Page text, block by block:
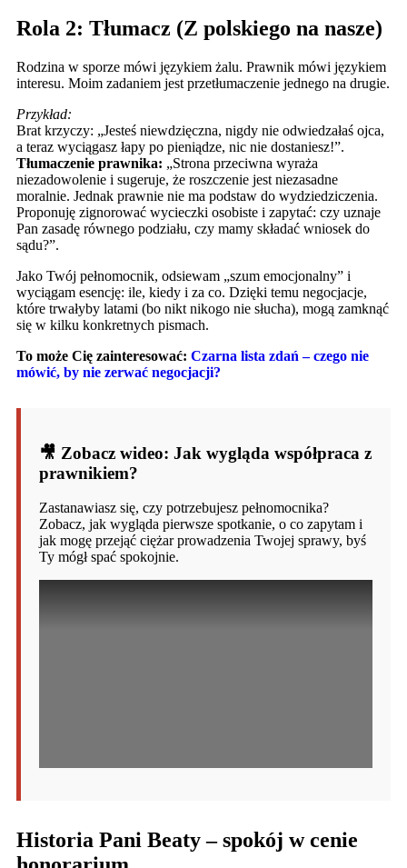
Rola 2: Tłumacz (Z polskiego na nasze)
Rodzina w sporze mówi językiem żalu. Prawnik mówi językiem
interesu. Moim zadaniem jest przetłumaczenie jednego na drugie.
Przykład:
Brat krzyczy: „Jesteś niewdzięczna, nigdy nie odwiedzałaś ojca,
a teraz wyciągasz łapy po pieniądze, nic nie dostaniesz!”.
Tłumaczenie prawnika: „Strona przeciwna wyraża
niezadowolenie i sugeruje, że roszczenie jest niezasadne
moralnie. Jednak prawnie nie ma podstaw do wydziedziczenia.
Proponuję zignorować wycieczki osobiste i zapytać: czy uznaje
Pan zasadę równego podziału, czy mamy składać wniosek do
sądu?”.
Jako Twój pełnomocnik, odsiewam „szum emocjonalny” i
wyciągam esencję: ile, kiedy i za co. Dzięki temu negocjacje,
które trwałyby latami (bo nikt nikogo nie słucha), mogą zamknąć
się w kilku konkretnych pismach.
To może Cię zainteresować: Czarna lista zdań – czego nie
mówić, by nie zerwać negocjacji?
🎥 Zobacz wideo: Jak wygląda współpraca z
prawnikiem?
Zastanawiasz się, czy potrzebujesz pełnomocnika?
Zobacz, jak wygląda pierwsze spotkanie, o co zapytam i
jak mogę przejąć ciężar prowadzenia Twojej sprawy, byś
Ty mógł spać spokojnie.
Historia Pani Beaty – spokój w cenie